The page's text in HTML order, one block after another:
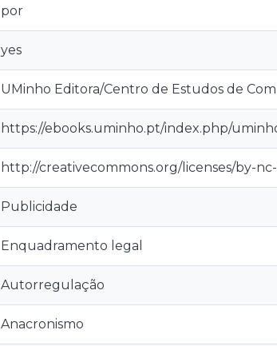
por
yes
UMinho Editora/Centro de Estudos de
https://ebooks.uminho.pt/index.php/
http://creativecommons.org/licenses/by-nc-
Publicidade
Enquadramento legal
Autorregulação
Anacronismo